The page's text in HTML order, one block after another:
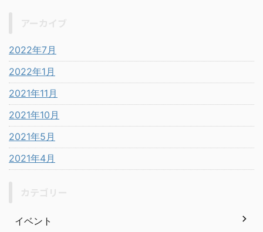
2022年7月
2022年1月
2021年11月
2021年10月
2021年5月
2021年4月
イベント